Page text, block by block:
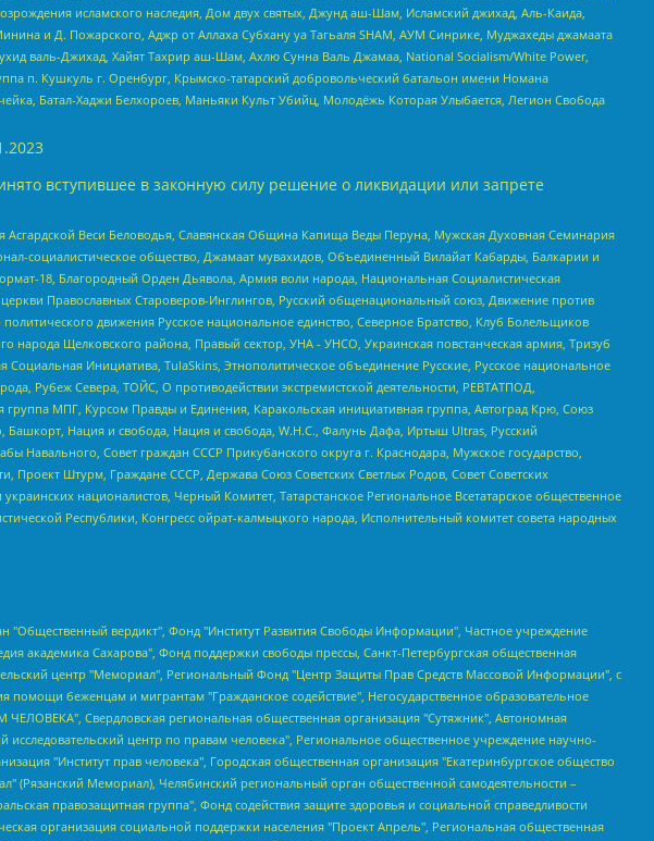
исламского наследия, Дом двух святых, Джунд аш-Шам, Исламский джихад, Аль-Каида,
и Д. Пожарского, Аджр от Аллаха Субхану уа Тагьаля SHAM, АУМ Синрике, Муджахеды джамаата
валь-Джихад, Хайят Тахрир аш-Шам, Ахлю Сунна Валь Джамаа, National Socialism/White Power,
п. Кушкуль г. Оренбург, Крымско-татарский добровольческий батальон имени Номана
Батал-Хаджи Белхороев, Маньяки Культ Убийц, Молодёжь Которая Улыбается, Легион Свобода
вступившее в законную силу решение о ликвидации или запрете
Веси Беловодья, Славянская Община Капища Веды Перуна, Мужская Духовная Семинария
социалистическое общество, Джамаат мувахидов, Объединенный Вилайат Кабарды, Балкарии и
18, Благородный Орден Дьявола, Армия воли народа, Национальная Социалистическая
Православных Староверов-Инглингов, Русский общенациональный союз, Движение против
движения Русское национальное единство, Северное Братство, Клуб Болельщиков
Щелковского района, Правый сектор, УНА - УНСО, Украинская повстанческая армия, Тризуб
Инициатива, TulaSkins, Этнополитическое объединение Русские, Русское национальное
Рубеж Севера, ТОЙС, О противодействии экстремистской деятельности, РЕВТАТПОД,
МПГ, Курсом Правды и Единения, Каракольская инициативная группа, Автоград Крю, Союз
Башкорт, Нация и свобода, Нация и свобода, W.H.С., Фалунь Дафа, Иртыш Ultras, Русский
Совет граждан СССР Прикубанского округа г. Краснодара, Мужское государство,
Проект Штурм, Граждане СССР, Держава Союз Советских Светлых Родов, Совет Советских
националистов, Черный Комитет, Татарстанское Региональное Всетатарское общественное
Республики, Конгресс ойрат-калмыцкого народа, Исполнительный комитет совета народных
Даниил Владимирович, Сурначева Елизавета Дмитриевна, Автономная некоммерческая организация по защите прав человека и информированию населения "Якутия – Наше Мнение", Общество с ограниченной ответственностью "Москоу диджитал медиа", с 26.01.2023 Общество с ограниченной ответственностью "Чайка Белые сады", Ветошкина Валерия Валерьевна, Заговора Максим Александрович, Межрегиональное общественное движение "Российская ЛГБТ - сеть", Оленичев Максим Владимирович, Павлов Иван Юрьевич, Скворцова Елена Сергеевна, Общество с ограниченной ответственностью "Как бы инагент", Кочетков Игорь Викторович, Общество с ограниченной ответственностью "Честные выборы", Еланчик Олег Александрович, Общество с ограниченной ответственностью "Нобелевский призыв", Гималова Регина Эмилевна, Григорьев Андрей Валерьевич, Григорьева Алина Александровна, Ассоциация по содействию защите прав призывников, альтернативнослужащих и военнослужащих "Правозащитная группа "Гражданин.Армия.Право", Хисамова Регина Фаритовна, Автономная некоммерческая организация по реализации социально-правовых программ "Лилит", Дальневосточное общественное движение "Маяк", Санкт-Петербургская ЛГБТ-инициативная группа "Выход", Инициативная группа ЛГБТ+ "Реверс", Алексеев Андрей Викторович, Бекбулатова Таисия Львовна, Беляев Иван Михайлович, Владыкина Елена Сергеевна, Гельман Марат Александрович, Никульшина Вероника Юрьевна, Толоконникова Надежда Андреевна, Шендерович Виктор Анатольевич, Общество с ограниченной ответственностью "Данное сообщение", Общество с ограниченной ответственностью Издательский дом "Новая глава", Айнбиндер Александра Александровна, Московский комьюнити-центр для ЛГБТ+инициатив, Благотворительный фонд развития филантропии, Deutsche Welle (Германия, Kurt-Schumacher-Strasse 3, 53113 Bonn), Борзунова Мария Михайловна, Воробьев Виктор Викторович, Голубева Анна Львовна, Константинова Алла Михайловна, Малкова Ирина Владимировна, Мурадов Мурад Абдулгалимович, Осетинская Елизавета Николаевна, Понасенков Евгений Николаевич, Ганапольский Матвей Юрьевич, Киселев Евгений Алексеевич, Борухович Ирина Григорьевна, Дремин Иван Тимофеевич, Дубровский Дмитрий Викторович, Красноярская региональная общественная организация поддержки и развития альтернативных образовательных технологий и межкультурных коммуникаций "ИНТЕРРА", Маяковская Екатерина Алексеевна, Фейгин Марк Захарович, Филимонов Андрей Викторович, Дзугкоева Регина Николаевна, Доброхотов Роман Александрович, Дудь Юрий Александрович, Елкин Сергей Владимирович, Кругликов Кирилл Игоревич, Сабунаева Мария Леонидовна, Семенов Алексей Владимирович, Шаинян Карен Багратович, Шульман Екатерина Михайловна, Асафьев Артур Валерьевич, Вахштайн Виктор Семенович, Венедиктов Алексей Алексеевич, Лушникова Екатерина Евгеньевна, Волков Леонид Михайлович, Невзоров Александр Глебович, Пархоменко Сергей Борисович, Сироткин Ярослав Николаевич, Кара-Мурза Владимир Владимирович, Баранова Наталья Владимировна, Гозман Леонид Яковлевич, Кагарлицкий Борис Юльевич, Климарев Михаил Валерьевич, Милов Владимир Станиславович, Автономная некоммерческая организация Краснодарский центр современного искусства "Типография", Моргенштерн Алишер Тагирович, Соболь Любовь Эдуардовна, Общество с ограниченной ответственностью "ЛИЗА НОРМ", Каспаров Гарри Кимович, Ходорковский Михаил Борисович, Общество с ограниченной ответственностью "Апрельские тезисы", Данилович Ирина Брониславовна, Кашин Олег Владимирович, Петров Николай Владимирович, Пивоваров Алексей Владимирович, Соколов Михаил Владимирович, Цветкова Юлия Владимировна, Чичваркин Евгений Александрович, Комитет против пыток/Команда против пыток, Общество с ограниченной ответственностью "Первый научный", Общество с ограниченной ответственностью "Вертолет и ко", Белоцерковская Вероника Борисовна, Кац Максим Евгеньевич, Лазарева Татьяна Юрьевна, Шаведдинов Руслан Табризович, Яшин Илья Валерьевич, Общество с ограниченной ответственностью "Иноагент ААВ", Алешковский Дмитрий Петрович, Альбац Евгения Марковна, Быков Дмитрий Львович, Галямина Юлия Евгеньевна, Лойко Сергей Леонидович, Мартынов Кирилл Константинович, Медведев Сергей Александрович, Крашенинников Федор Геннадиевич, Гордеева Катерина Вл